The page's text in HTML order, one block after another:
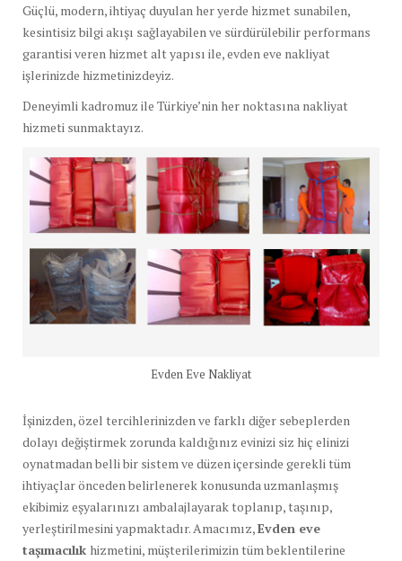
Güçlü, modern, ihtiyaç duyulan her yerde hizmet sunabilen,
kesintisiz bilgi akışı sağlayabilen ve sürdürülebilir performans
garantisi veren hizmet alt yapısı ile, evden eve nakliyat
işlerinizde hizmetinizdeyiz.
Deneyimli kadromuz ile Türkiye’nin her noktasına nakliyat
hizmeti sunmaktayız.
Evden Eve Nakliyat
İşinizden, özel tercihlerinizden ve farklı diğer sebeplerden
dolayı değiştirmek zorunda kaldığınız evinizi siz hiç elinizi
oynatmadan belli bir sistem ve düzen içersinde gerekli tüm
ihtiyaçlar önceden belirlenerek konusunda uzmanlaşmış
ekibimiz eşyalarınızı ambalajlayarak toplanıp, taşınıp,
yerleştirilmesini yapmaktadır. Amacımız,Evden eve
taşımacılık hizmetini, müşterilerimizin tüm beklentilerine